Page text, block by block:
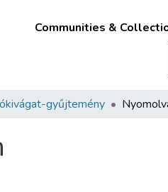
Communities &
gyűjtemény